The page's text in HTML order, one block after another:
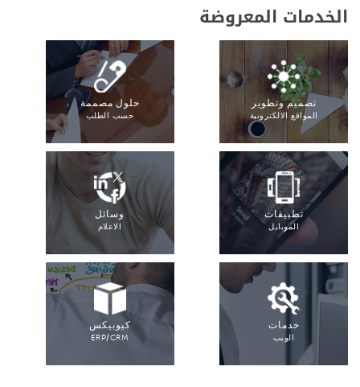
الخدمات المعروضة
تصميم وتطوير
المواقع الالكترونية
حلول مصممة
حسب الطلب
تطبيقات
الموبايل
وسائل
الاعلام
خدمات
الويب
كيوبيكس
ERP/CRM